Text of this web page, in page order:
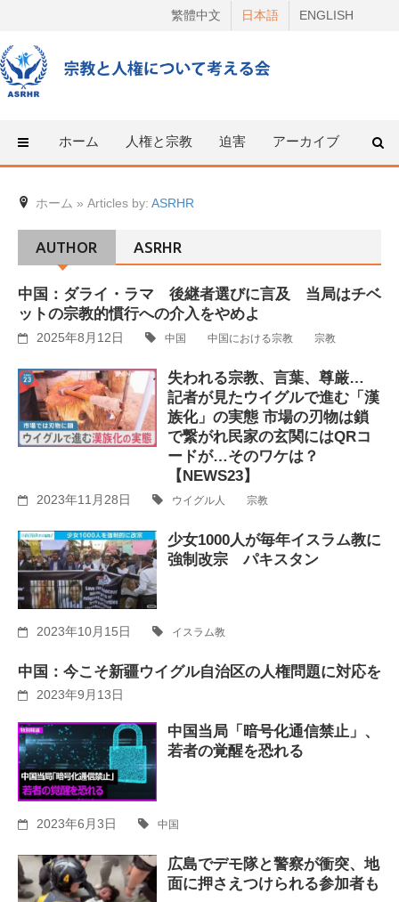
content
繁體中文 日本語 ENGLISH
ホーム 人権と宗教 迫害 アーカイブ 人権
ホーム » Articles by: ASRHR
AUTHOR ASRHR
中国：ダライ・ラマ 後継者選びに言及 当局はチベ
ットの宗教的慣行への介入をやめよ
2025年8月12日 中国 中国における宗教 宗教
失われる宗教、言葉、尊厳…
記者が見たウイグルで進む「漢
族化」の実態 市場の刃物は鎖
で繋がれ民家の玄関にはQRコ
ードが…そのワケは？
【NEWS23】
2023年11月28日 ウイグル人 宗教
少女1000人が毎年イスラム教に
強制改宗 パキスタン
2023年10月15日 イスラム教
中国：今こそ新疆ウイグル自治区の人権問題に対応を
2023年9月13日
中国当局「暗号化通信禁止」、
若者の覚醒を恐れる
2023年6月3日 中国
広島でデモ隊と警察が衝突、地
面に押さえつけられる参加者も